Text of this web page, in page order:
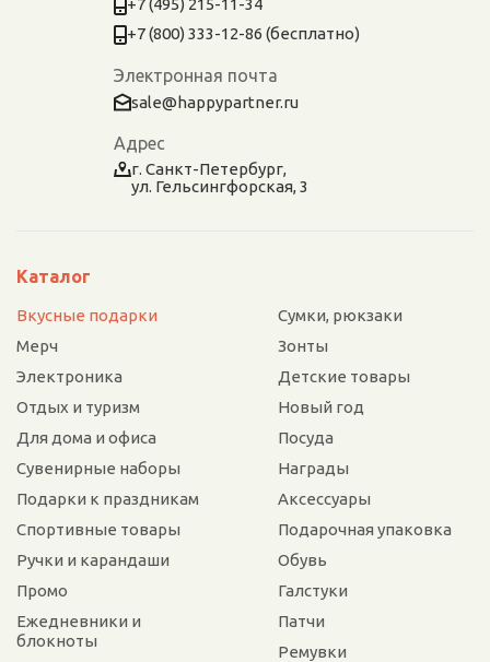
+7 (495) 215-11-34
+7 (800) 333-12-86 (бесплатно)
Электронная почта
sale@happypartner.ru
Адрес
г. Санкт-Петербург,
ул. Гельсингфорская, 3
Каталог
Вкусные подарки
Мерч
Электроника
Отдых и туризм
Для дома и офиса
Сувенирные наборы
Подарки к праздникам
Спортивные товары
Ручки и карандаши
Промо
Ежедневники и
блокноты
Сумки, рюкзаки
Зонты
Детские товары
Новый год
Посуда
Награды
Аксессуары
Подарочная упаковка
Обувь
Галстуки
Патчи
Ремувки